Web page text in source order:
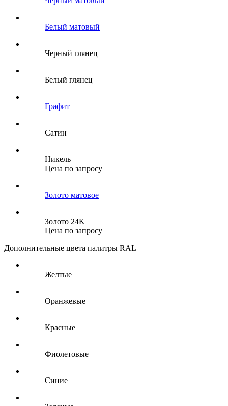
Белый матовый
Черный глянец
Белый глянец
Графит
Сатин
Никель
Цена по запросу
Золото матовое
Золото 24K
Цена по запросу
Дополнительные цвета палитры RAL
Желтые
Оранжевые
Красные
Фиолетовые
Синие